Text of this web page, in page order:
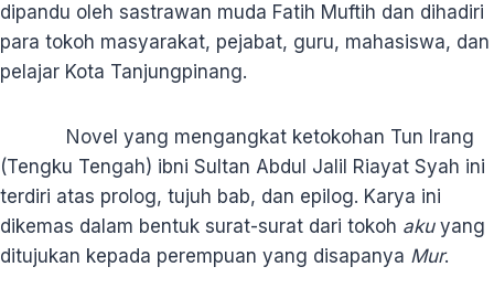
dipandu oleh sastrawan muda Fatih Muftih dan dihadiri
para tokoh masyarakat, pejabat, guru, mahasiswa, dan
pelajar Kota Tanjungpinang.
Novel yang mengangkat ketokohan Tun Irang
(Tengku Tengah) ibni Sultan Abdul Jalil Riayat Syah ini
terdiri atas prolog, tujuh bab, dan epilog. Karya ini
dikemas dalam bentuk surat-surat dari tokoh akuyang
ditujukan kepada perempuan yang disapanya Mur.